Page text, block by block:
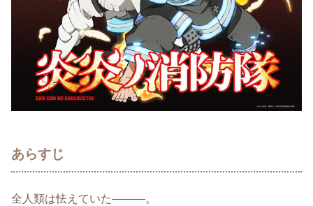
あらすじ
全人類は怯えていた―――。